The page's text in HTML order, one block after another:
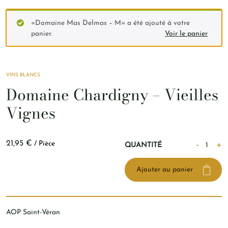
«Domaine Mas Delmas – M» a été ajouté à votre
panier.
Voir le panier
VINS BLANCS
Domaine Chardigny – Vieilles
Vignes
21,95 € / Pièce QUANTITÉ - quantité
Domaine
Vieilles
+
Ajouter au panier
AOP Saint-Véran